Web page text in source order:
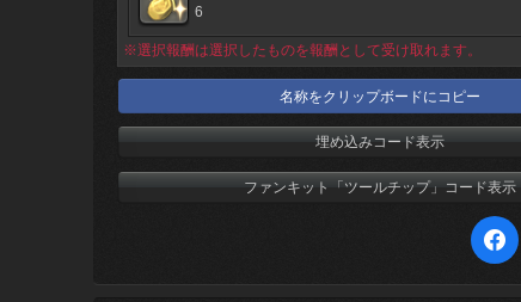
6
※選択報酬は選択したものを報酬として受け取れます。
名称をクリップボードにコピー
埋め込みコード表示
ファンキット「ツールチップ」コード表示